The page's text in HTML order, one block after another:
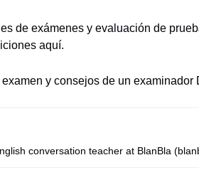
de exámenes y evaluación de
aquí.
y consejos de un examinador
conversation teacher at BlanBla